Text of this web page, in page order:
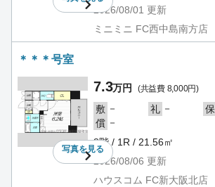
2026/08/01 更新
ミニミニ FC西中島南方店
＊＊＊号室
写真を見る
7.3万円 (共益費 8,000円)
敷 － 礼 － 保
償 －
8階 / 1R / 21.56㎡
2026/08/06 更新
ハウスコム FC新大阪北店